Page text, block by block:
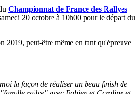
Championnat de France des Rallyes
20 octobre à 10h00 pour le départ du
2019, peut-être même en tant qu'épreuve
la façon de réaliser un beau finish de